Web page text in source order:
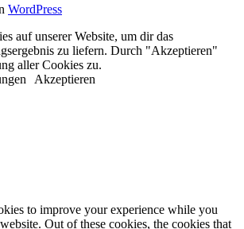
WordPress
auf unserer Website, um dir das
zu liefern. Durch "Akzeptieren"
aller Cookies zu.
Akzeptieren
to improve your experience while you
Out of these cookies, the cookies that